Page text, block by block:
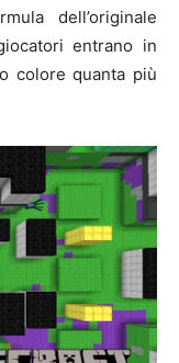
dell’originale
entrano in
colore quanta più